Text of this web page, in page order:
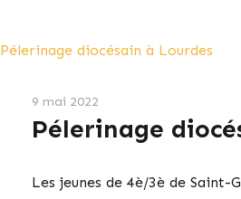
Pélerinage diocésain à Lourdes
9 mai 2022
Pélerinage
Les jeunes de 4è/3è de